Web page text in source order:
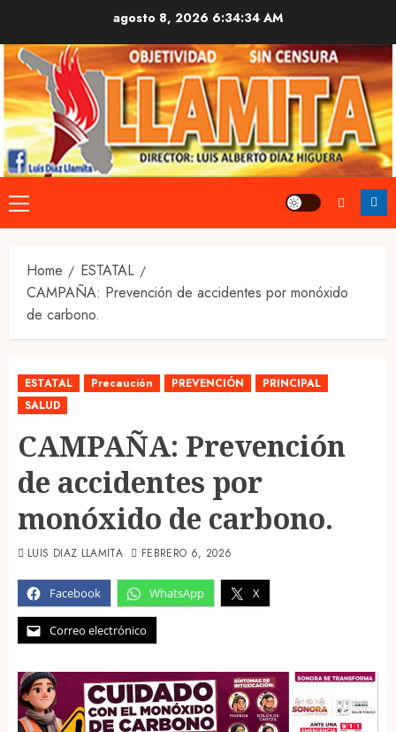
content
agosto 8, 2026 6:34:35 AM
Primary
Menu
Home
ESTATAL
CAMPAÑA: Prevención de accidentes por monóxido
de carbono.
ESTATAL Precaución PREVENCIÓN
PRINCIPAL
SALUD
CAMPAÑA: Prevención
de accidentes por
monóxido de carbono.
Facebook WhatsApp X
Correo electrónico
LUIS DIAZ LLAMITA FEBRERO 6, 2026